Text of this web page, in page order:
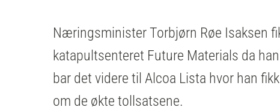
Næringsminister Torbjørn Røe Isaksen
katapultsenteret Future Materials da
bar det videre til Alcoa Lista hvor han
om de økte tollsatsene.